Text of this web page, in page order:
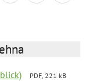
PDF, 221 kB